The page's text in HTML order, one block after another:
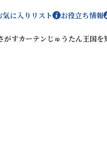
気に入りリスト お役立ち情報
がすカーテンじゅうたん王国を